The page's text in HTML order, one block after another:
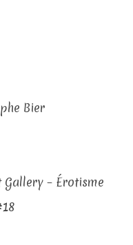
Bier
Gallery – Érotisme